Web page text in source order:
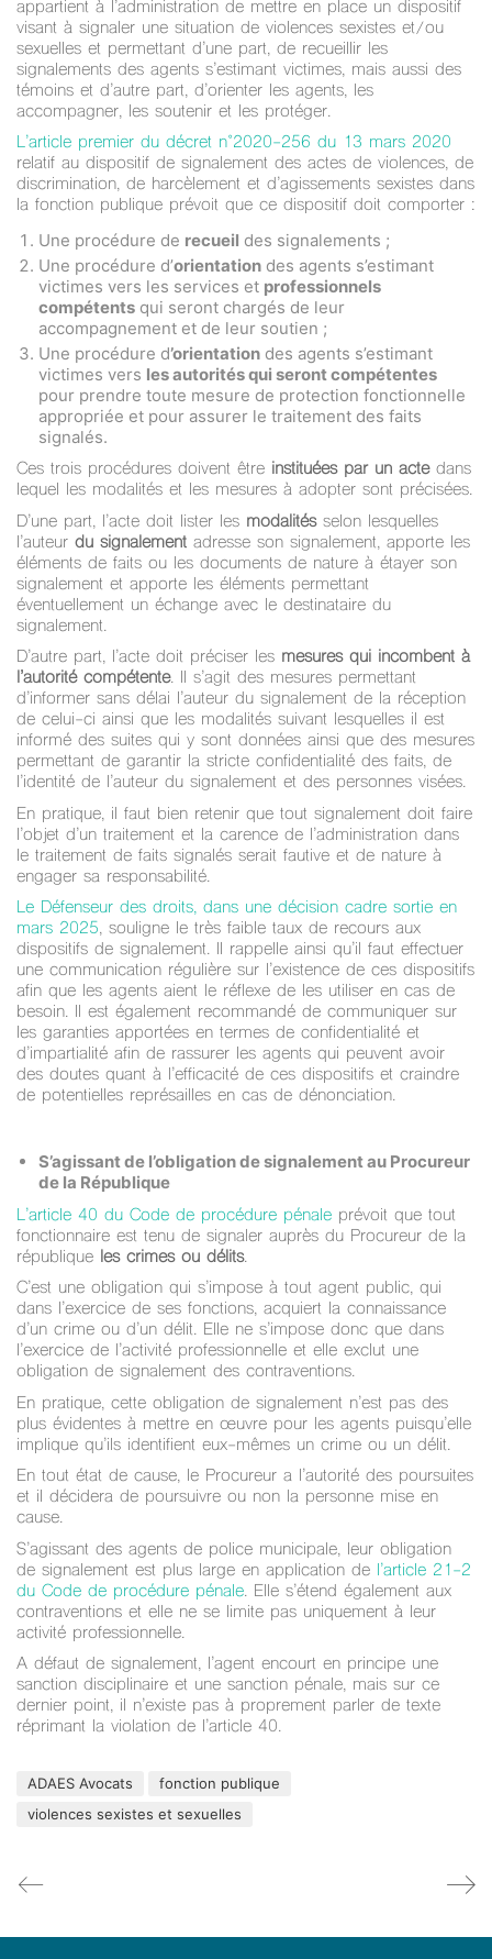
appartient à l’administration de mettre en place un dispositif
visant à signaler une situation de violences sexistes et/ou
sexuelles et permettant d’une part, de recueillir les
signalements des agents s’estimant victimes, mais aussi des
témoins et d’autre part, d’orienter les agents, les
accompagner, les soutenir et les protéger.
L’article premier du décret n°2020-256 du 13 mars 2020
relatif au dispositif de signalement des actes de violences, de
discrimination, de harcèlement et d’agissements sexistes dans
la fonction publique prévoit que ce dispositif doit comporter :
Une procédure de recueil des signalements ;
Une procédure d’orientation des agents s’estimant
victimes vers les services et professionnels
compétents qui seront chargés de leur
accompagnement et de leur soutien ;
Une procédure d’orientation des agents s’estimant
victimes vers les autorités qui seront compétentes
pour prendre toute mesure de protection fonctionnelle
appropriée et pour assurer le traitement des faits
signalés.
Ces trois procédures doivent être instituées par un actedans
lequel les modalités et les mesures à adopter sont précisées.
D’une part, l’acte doit lister les modalitésselon lesquelles
l’auteur du signalement adresse son signalement, apporte les
éléments de faits ou les documents de nature à étayer son
signalement et apporte les éléments permettant
éventuellement un échange avec le destinataire du
signalement.
D’autre part, l’acte doit préciser les mesures qui incombent à
l’autorité compétente. Il s’agit des mesures permettant
d’informer sans délai l’auteur du signalement de la réception
de celui-ci ainsi que les modalités suivant lesquelles il est
informé des suites qui y sont données ainsi que des mesures
permettant de garantir la stricte confidentialité des faits, de
l’identité de l’auteur du signalement et des personnes visées.
En pratique, il faut bien retenir que tout signalement doit faire
l’objet d’un traitement et la carence de l’administration dans
le traitement de faits signalés serait fautive et de nature à
engager sa responsabilité.
Le Défenseur des droits, dans une décision cadre sortie en
mars 2025, souligne le très faible taux de recours aux
dispositifs de signalement. Il rappelle ainsi qu’il faut effectuer
une communication régulière sur l’existence de ces dispositifs
afin que les agents aient le réflexe de les utiliser en cas de
besoin. Il est également recommandé de communiquer sur
les garanties apportées en termes de confidentialité et
d’impartialité afin de rassurer les agents qui peuvent avoir
des doutes quant à l’efficacité de ces dispositifs et craindre
de potentielles représailles en cas de dénonciation.
S’agissant de l’obligation de signalement au Procureur
de la République
L’article 40 du Code de procédure pénale prévoit que tout
fonctionnaire est tenu de signaler auprès du Procureur de la
république les crimes ou délits.
C’est une obligation qui s’impose à tout agent public, qui
dans l’exercice de ses fonctions, acquiert la connaissance
d’un crime ou d’un délit. Elle ne s’impose donc que dans
l’exercice de l’activité professionnelle et elle exclut une
obligation de signalement des contraventions.
En pratique, cette obligation de signalement n’est pas des
plus évidentes à mettre en œuvre pour les agents puisqu’elle
implique qu’ils identifient eux-mêmes un crime ou un délit.
En tout état de cause, le Procureur a l’autorité des poursuites
et il décidera de poursuivre ou non la personne mise en
cause.
S’agissant des agents de police municipale, leur obligation
de signalement est plus large en application de l’article 21-2
du Code de procédure pénale. Elle s’étend également aux
contraventions et elle ne se limite pas uniquement à leur
activité professionnelle.
A défaut de signalement, l’agent encourt en principe une
sanction disciplinaire et une sanction pénale, mais sur ce
dernier point, il n’existe pas à proprement parler de texte
réprimant la violation de l’article 40.
ADAES Avocats
fonction publique
violences sexistes et sexuelles